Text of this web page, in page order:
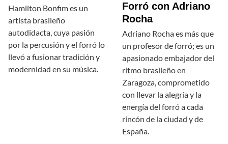
Hamilton Bonfim es un
artista brasileño
autodidacta, cuya pasión
por la percusión y el forró lo
llevó a fusionar tradición y
modernidad en su música.
Forró con Adriano
Rocha
Adriano Rocha es más que
un profesor de forró; es un
apasionado embajador del
ritmo brasileño en
Zaragoza, comprometido
con llevar la alegría y la
energía del forró a cada
rincón de la ciudad y de
España.